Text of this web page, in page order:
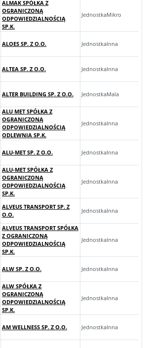
ALMAK SPÓŁKA Z
OGRANICZONĄ
ODPOWIEDZIALNOŚCIĄ
SP.K.
JednostkaMikro
ALOES SP. Z O.O. JednostkaInna
ALTEA SP. Z O.O. JednostkaInna
ALTER BUILDING SP. Z O.O. JednostkaMala
ALU MET SPÓŁKA Z
OGRANICZONĄ
ODPOWIEDZIALNOŚCIĄ
ODLEWNIA SP.K.
JednostkaInna
ALU-MET SP. Z O.O. JednostkaInna
ALU-MET SPÓŁKA Z
OGRANICZONĄ
ODPOWIEDZIALNOŚCIĄ
SP.K.
JednostkaInna
ALVEUS TRANSPORT SP. Z
O.O.
JednostkaInna
ALVEUS TRANSPORT SPÓŁKA
Z OGRANICZONĄ
ODPOWIEDZIALNOŚCIĄ
SP.K.
JednostkaInna
ALW SP. Z O.O. JednostkaInna
ALW SPÓŁKA Z
OGRANICZONĄ
ODPOWIEDZIALNOŚCIĄ
SP.K.
JednostkaInna
AM WELLNESS SP. Z O.O. JednostkaInna